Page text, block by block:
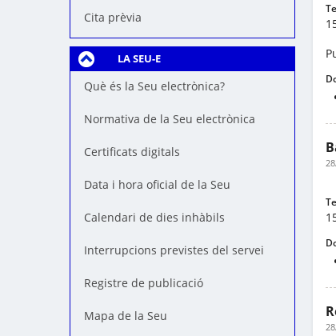
Cita prèvia
LA SEU-E
Què és la Seu electrònica?
Normativa de la Seu electrònica
Certificats digitals
Data i hora oficial de la Seu
Calendari de dies inhàbils
Interrupcions previstes del servei
Registre de publicació
Mapa de la Seu